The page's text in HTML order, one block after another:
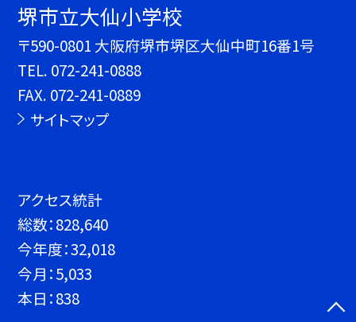
堺市立大仙小学校
〒590-0801 大阪府堺市堺区大仙中町16番1号
TEL. 072-241-0888
FAX. 072-241-0889
サイトマップ
アクセス統計
総数：828,640
今年度：32,018
今月：5,033
本日：838